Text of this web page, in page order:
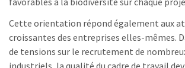
Cette orientation répond également aux
croissantes des entreprises elles-mêmes.
de tensions sur le recrutement de